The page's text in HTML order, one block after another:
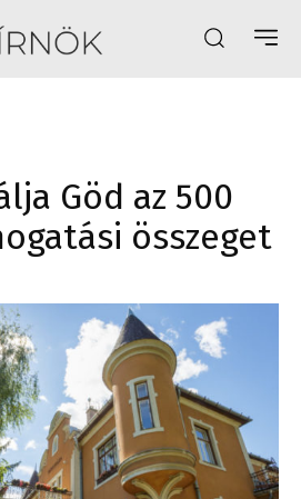
Göd az 500
összeget